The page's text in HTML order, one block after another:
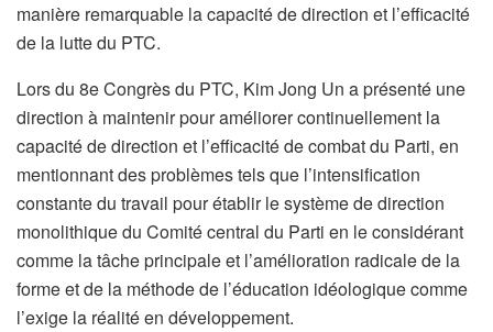
manière remarquable la capacité de direction et l’efficacité
de la lutte du PTC.
Lors du 8e Congrès du PTC, Kim Jong Un a présenté une
direction à maintenir pour améliorer continuellement la
capacité de direction et l’efficacité de combat du Parti, en
mentionnant des problèmes tels que l’intensification
constante du travail pour établir le système de direction
monolithique du Comité central du Parti en le considérant
comme la tâche principale et l’amélioration radicale de la
forme et de la méthode de l’éducation idéologique comme
l’exige la réalité en développement.